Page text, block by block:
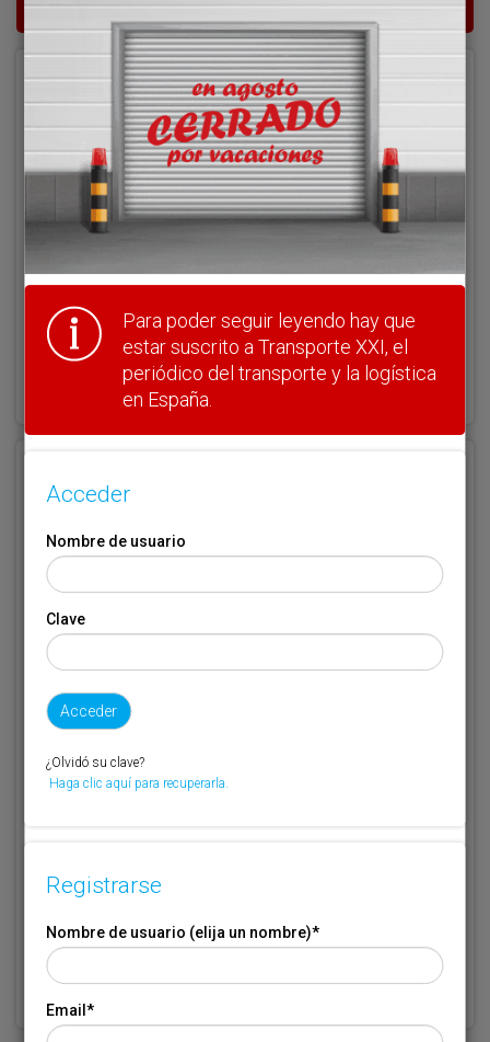
Nombre de usuario
Clave
¿Olvidó su clave?
Haga clic aquí para recuperarla.
Registrarse
Si no recuerda o no tiene a mano su código de suscriptor llame al
teléfono 944 400 000 y se lo recordaremos.
Por favor indique que ha leído y está de acuerdo con las
Para poder seguir leyendo hay que
estar suscrito a Transporte XXI, el
periódico del transporte y la logística
en España.
Acceder
Nombre de usuario
Clave
¿Olvidó su clave?
Haga clic aquí para recuperarla.
Registrarse
Nombre de usuario (elija un nombre)*
Email*